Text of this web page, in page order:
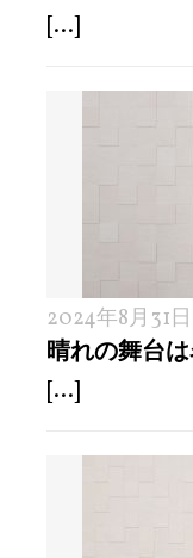
[...]
2024年8月31日
晴れの舞台
[...]